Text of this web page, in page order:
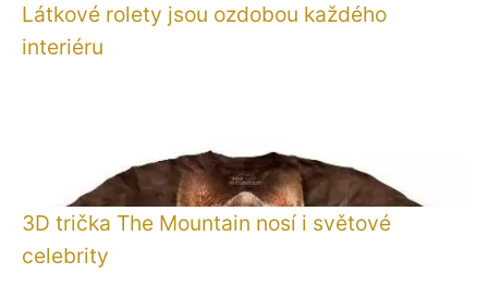
Látkové rolety jsou ozdobou každého
interiéru
3D trička The Mountain nosí i světové
celebrity